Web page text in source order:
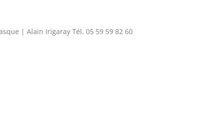
| Alain Irigaray Tél. 05 59 59 82 60